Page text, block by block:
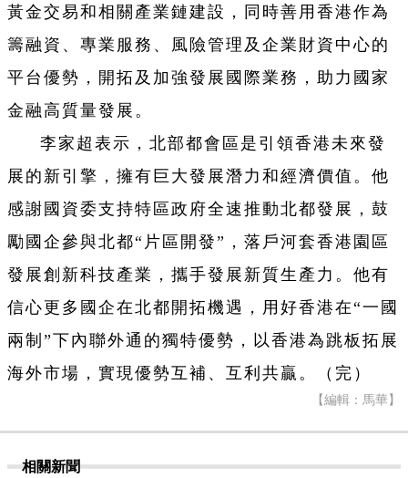
黃金交易和相關產業鏈建設，同時善用香港作為
籌融資、專業服務、風險管理及企業財資中心的
平台優勢，開拓及加強發展國際業務，助力國家
金融高質量發展。
李家超表示，北部都會區是引領香港未來發
展的新引擎，擁有巨大發展潛力和經濟價值。他
感謝國資委支持特區政府全速推動北都發展，鼓
勵國企參與北都“片區開發”，落戶河套香港園區
發展創新科技產業，攜手發展新質生產力。他有
信心更多國企在北都開拓機遇，用好香港在“一國
兩制”下內聯外通的獨特優勢，以香港為跳板拓展
海外市場，實現優勢互補、互利共贏。（完）
【編輯：馬華】
相關新聞